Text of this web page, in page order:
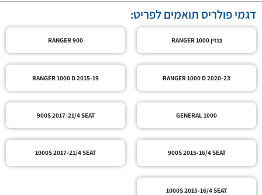
דגמי פולריס תואמים לפריט:
בנזין RANGER 1000 RANGER 900
RANGER 1000 D 2020-23
RANGER 1000 D 2015-19
GENERAL 1000
900S 2017-21/4 SEAT
900S 2015-16/4 SEAT
1000S 2017-21/4 SEAT
1000S 2015-16/4 SEAT